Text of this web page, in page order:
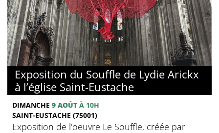
Exposition du Souffle de Lydie Arickx
à l’église Saint-Eustache
DIMANCHE 9 AOÛT À 10H
SAINT-EUSTACHE (75001)
Exposition de l'oeuvre Le Souffle, créée par